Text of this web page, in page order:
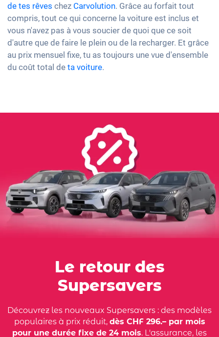
de tes rêves chez Carvolution. Grâce au forfait tout
compris, tout ce qui concerne la voiture est inclus et
vous n'avez pas à vous soucier de quoi que ce soit
d'autre que de faire le plein ou de la recharger. Et grâce
au prix mensuel fixe, tu as toujours une vue d'ensemble
du coût total de ta voiture.
Le retour des
Supersavers
Découvrez les nouveaux Supersavers : des modèles
populaires à prix réduit, dès CHF 296.– par mois
pour une durée fixe de 24 mois. L'assurance, les